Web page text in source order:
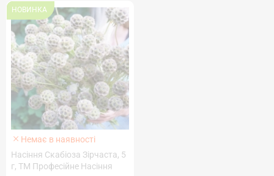
НОВИНКА
Немає в наявності
Насіння Скабіоза Зірчаста, 5
г, ТМ Професійне Насіння